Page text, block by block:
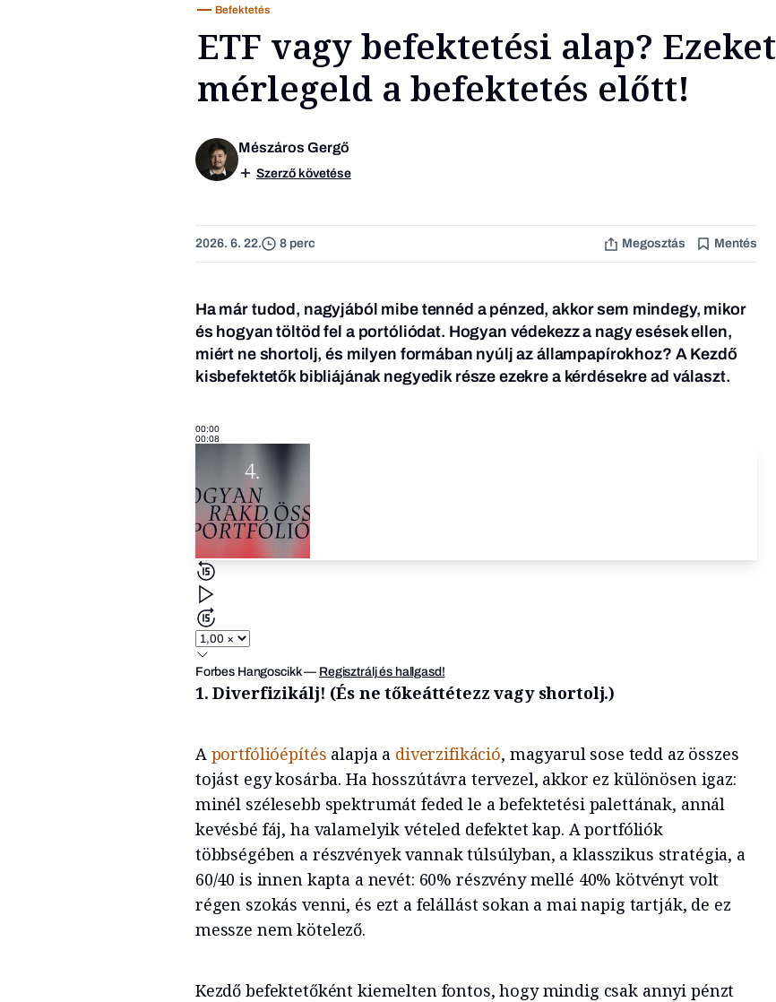
Befektetés
ETF vagy befektetési alap? Ezeket
mérlegeld a befektetés előtt!
Mészáros Gergő
Szerző követése
2026. 6. 22. 8 perc Megosztás Mentés
Ha már tudod, nagyjából mibe tennéd a pénzed, akkor sem mindegy, mikor
és hogyan töltöd fel a portóliódat. Hogyan védekezz a nagy esések ellen,
miért ne shortolj, és milyen formában nyúlj az állampapírokhoz? A Kezdő
kisbefektetők bibliájának negyedik része ezekre a kérdésekre ad választ.
00:00
00:08
Forbes Hangoscikk— Regisztrálj és hallgasd!
1. Diverfizikálj! (És ne tőkeáttétezz vagy shortolj.)
A portfólióépítés alapja a diverzifikáció, magyarul sose tedd az összes
tojást egy kosárba. Ha hosszútávra tervezel, akkor ez különösen igaz:
minél szélesebb spektrumát feded le a befektetési palettának, annál
kevésbé fáj, ha valamelyik vételed defektet kap. A portfóliók
többségében a részvények vannak túlsúlyban, a klasszikus stratégia, a
60/40 is innen kapta a nevét: 60% részvény mellé 40% kötvényt volt
régen szokás venni, és ezt a felállást sokan a mai napig tartják, de ez
messze nem kötelező.
Kezdő befektetőként kiemelten fontos, hogy mindig csak annyi pénzt